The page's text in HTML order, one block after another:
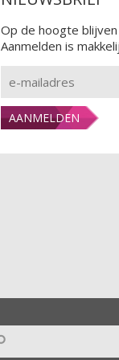
Op de hoogte
Aanmelden is